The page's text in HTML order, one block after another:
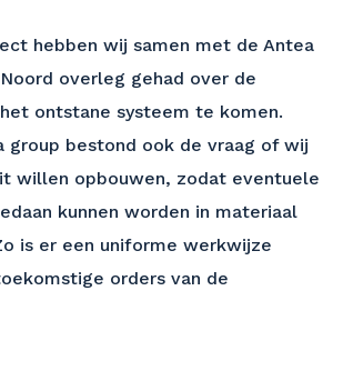
hebben wij samen met de Antea
overleg gehad over de
ontstane systeem te komen.
group bestond ook de vraag of wij
willen opbouwen, zodat eventuele
kunnen worden in materiaal
is er een uniforme werkwijze
orders van de